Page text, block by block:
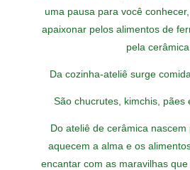
uma pausa para você
apaixonar pelos alimentos de
pela cerâmica.
Da cozinha-ateliê surge
São chucrutes, kimchis, pães
Do ateliê de cerâmica
aquecem a alma e os
encantar com as maravilhas